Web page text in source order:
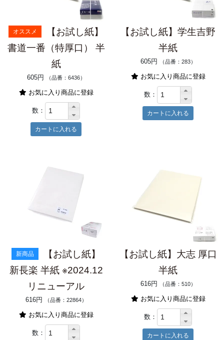
オススメ
【お試し紙】
書道一番（特厚口） 半
紙
605円 （品番：6436）
お気に入り商品に登録
数：
【お試し紙】学生吉野
半紙
605円 （品番：283）
お気に入り商品に登録
数：
新商品
【お試し紙】
新長楽 半紙 ※2024.12
リニューアル
616円 （品番：22864）
お気に入り商品に登録
数：
【お試し紙】大志 厚口
半紙
616円 （品番：510）
お気に入り商品に登録
数：